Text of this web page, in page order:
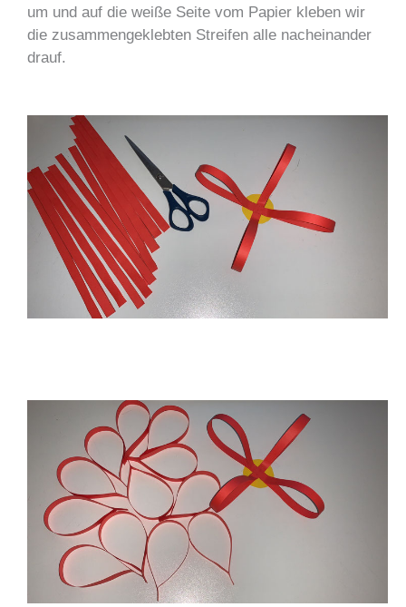
um und auf die weiße Seite vom Papier kleben wir
die zusammengeklebten Streifen alle nacheinander
drauf.